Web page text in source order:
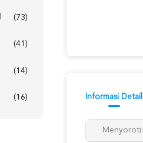
(73)
(41)
(14)
(16) Informasi Detail
Menyoroti: